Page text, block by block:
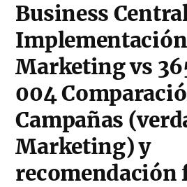
Business
Marketing vs
004
Campañas
Marketing) y
recomendación